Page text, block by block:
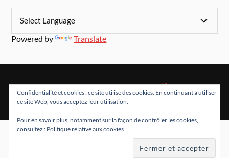
Powered by Translate
FIÈREMENT PROPULSÉ PARWORDPRESS & THÈME PAR
Confidentialité et cookies : ce site utilise des cookies. En continuant à utiliser
ce site Web, vous acceptez leur utilisation.
Pour en savoir plus, notamment sur la façon de contrôler les cookies,
consultez : Politique relative aux cookies